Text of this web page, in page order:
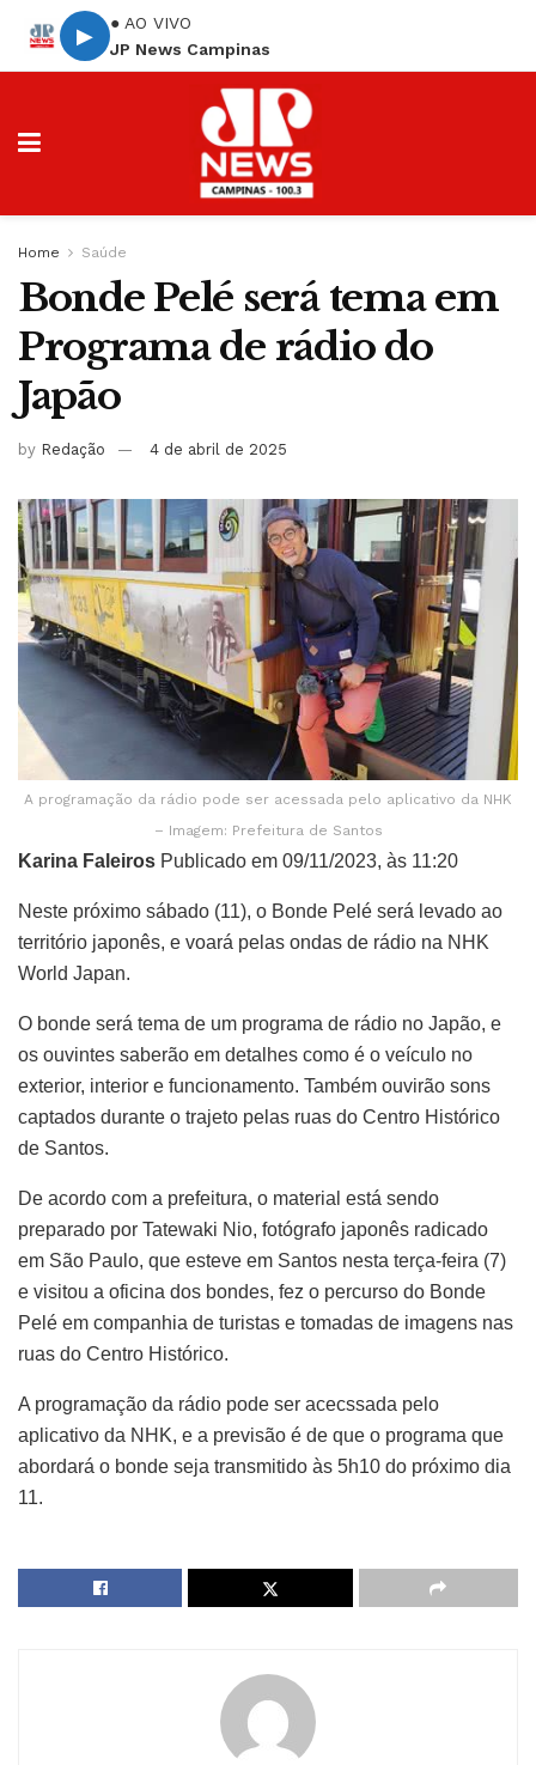
▶
● AO VIVO
JP News Campinas
Home Saúde
Bonde Pelé será tema em
Programa de rádio do
Japão
by Redação 4 de abril de 2025
A programação da rádio pode ser acessada pelo aplicativo da NHK
– Imagem: Prefeitura de Santos
Karina Faleiros Publicado em 09/11/2023, às 11:20
Neste próximo sábado (11), o Bonde Pelé será levado ao
território japonês, e voará pelas ondas de rádio na NHK
World Japan.
O bonde será tema de um programa de rádio no Japão, e
os ouvintes saberão em detalhes como é o veículo no
exterior, interior e funcionamento. Também ouvirão sons
captados durante o trajeto pelas ruas do Centro Histórico
de Santos.
De acordo com a prefeitura, o material está sendo
preparado por Tatewaki Nio, fotógrafo japonês radicado
em São Paulo, que esteve em Santos nesta terça-feira (7)
e visitou a oficina dos bondes, fez o percurso do Bonde
Pelé em companhia de turistas e tomadas de imagens nas
ruas do Centro Histórico.
A programação da rádio pode ser acecssada pelo
aplicativo da NHK, e a previsão é de que o programa que
abordará o bonde seja transmitido às 5h10 do próximo dia
11.